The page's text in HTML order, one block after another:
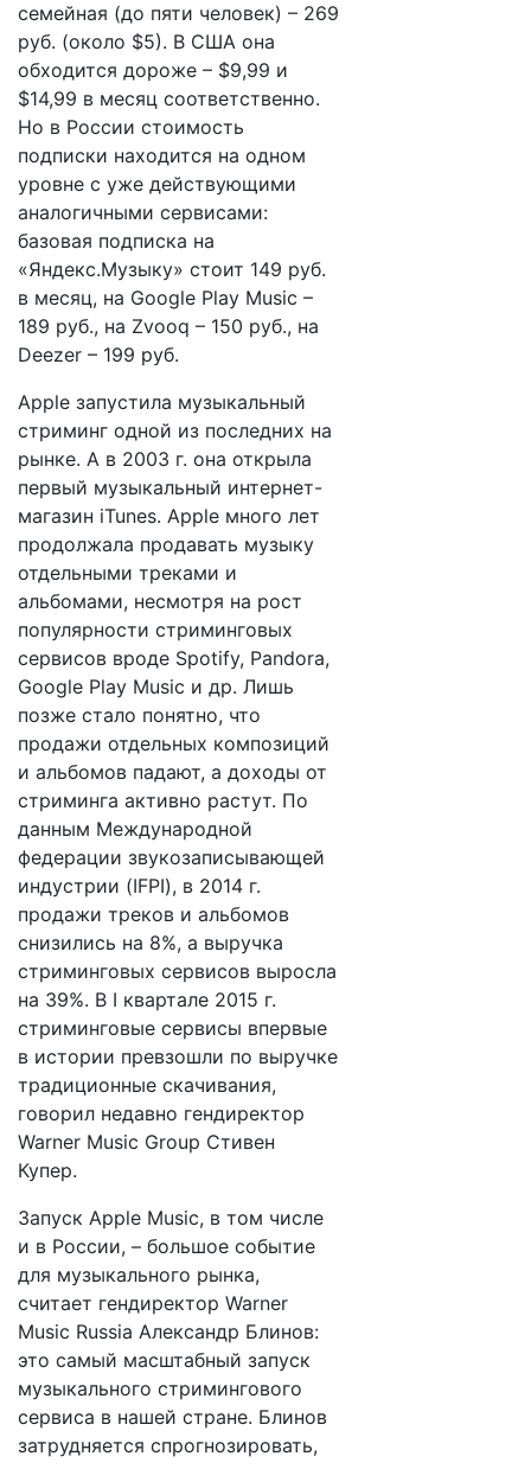
семейная (до пяти человек) – 269
руб. (около $5). В США она
обходится дороже – $9,99 и
$14,99 в месяц соответственно.
Но в России стоимость
подписки находится на одном
уровне с уже действующими
аналогичными сервисами:
базовая подписка на
«Яндекс.Музыку» стоит 149 руб.
в месяц, на Google Play Music –
189 руб., на Zvooq – 150 руб., на
Deezer – 199 руб.
Apple запустила музыкальный
стриминг одной из последних на
рынке. А в 2003 г. она открыла
первый музыкальный интернет-
магазин iTunes. Apple много лет
продолжала продавать музыку
отдельными треками и
альбомами, несмотря на рост
популярности стриминговых
сервисов вроде Spotify, Pandora,
Google Play Music и др. Лишь
позже стало понятно, что
продажи отдельных композиций
и альбомов падают, а доходы от
стриминга активно растут. По
данным Международной
федерации звукозаписывающей
индустрии (IFPI), в 2014 г.
продажи треков и альбомов
снизились на 8%, а выручка
стриминговых сервисов выросла
на 39%. В I квартале 2015 г.
стриминговые сервисы впервые
в истории превзошли по выручке
традиционные скачивания,
говорил недавно гендиректор
Warner Music Group Стивен
Купер.
Запуск Apple Music, в том числе
и в России, – большое событие
для музыкального рынка,
считает гендиректор Warner
Music Russia Александр Блинов:
это самый масштабный запуск
музыкального стримингового
сервиса в нашей стране. Блинов
затрудняется спрогнозировать,